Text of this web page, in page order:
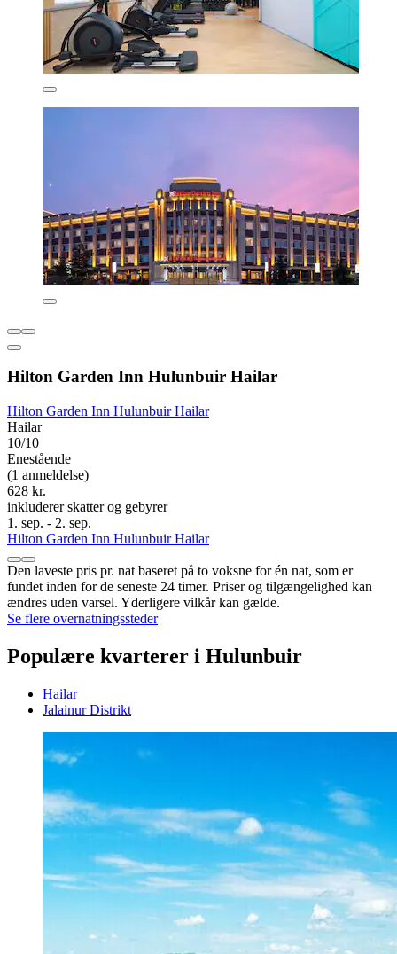
Hilton Garden Inn Hulunbuir Hailar
Hilton Garden Inn Hulunbuir Hailar
Hailar
10/10
Enestående
(1 anmeldelse)
628 kr.
inkluderer skatter og gebyrer
1. sep. - 2. sep.
Hilton Garden Inn Hulunbuir Hailar
Den laveste pris pr. nat baseret på to voksne for én nat, som er
fundet inden for de seneste 24 timer. Priser og tilgængelighed kan
ændres uden varsel. Yderligere vilkår kan gælde.
Se flere overnatningssteder
Populære kvarterer i Hulunbuir
Hailar
Jalainur Distrikt